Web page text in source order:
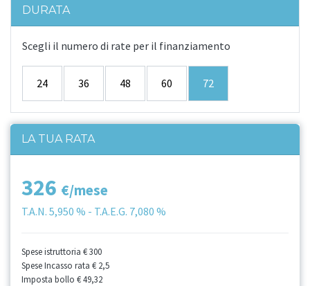
DURATA
Scegli il numero di rate per il finanziamento
24 36 48 60 72
LA TUA RATA
326 €/mese
T.A.N. 5,950 % - T.A.E.G. 7,080 %
Spese istruttoria € 300
Spese Incasso rata € 2,5
Imposta bollo € 49,32